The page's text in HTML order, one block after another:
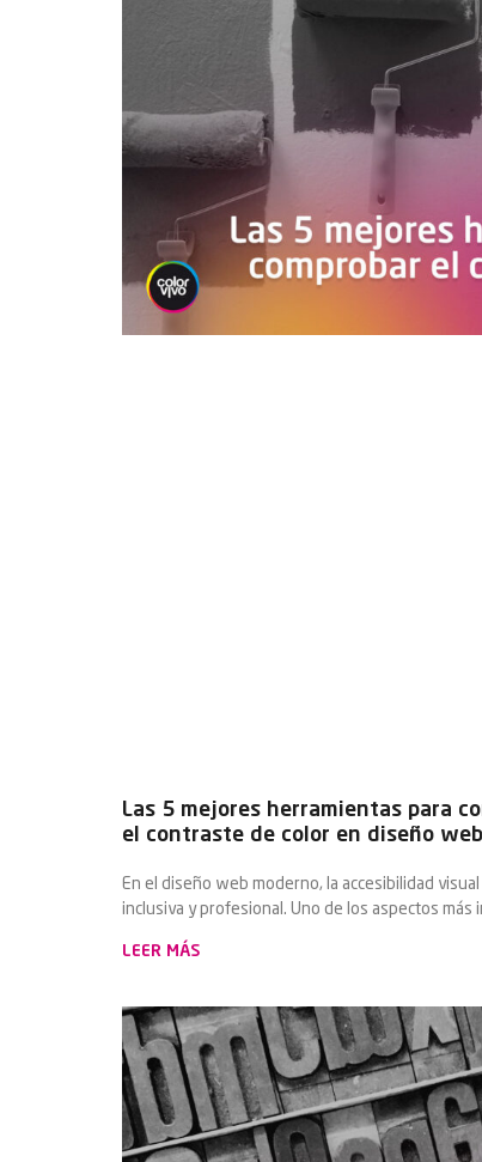
Las 5 mejores herramientas para
el contraste de color en diseño web
En el diseño web moderno, la accesibilidad
inclusiva y profesional. Uno de los aspectos más
LEER MÁS